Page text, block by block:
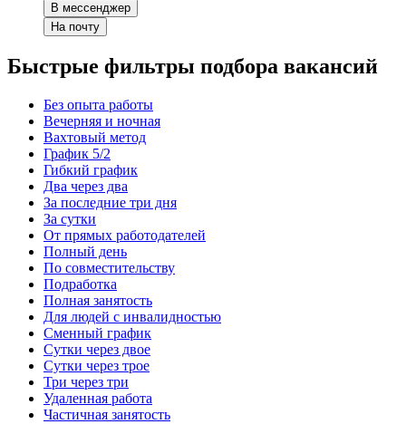
В мессенджер
На почту
Быстрые фильтры подбора вакансий
Без опыта работы
Вечерняя и ночная
Вахтовый метод
График 5/2
Гибкий график
Два через два
За последние три дня
За сутки
От прямых работодателей
Полный день
По совместительству
Подработка
Полная занятость
Для людей с инвалидностью
Сменный график
Сутки через двое
Сутки через трое
Три через три
Удаленная работа
Частичная занятость